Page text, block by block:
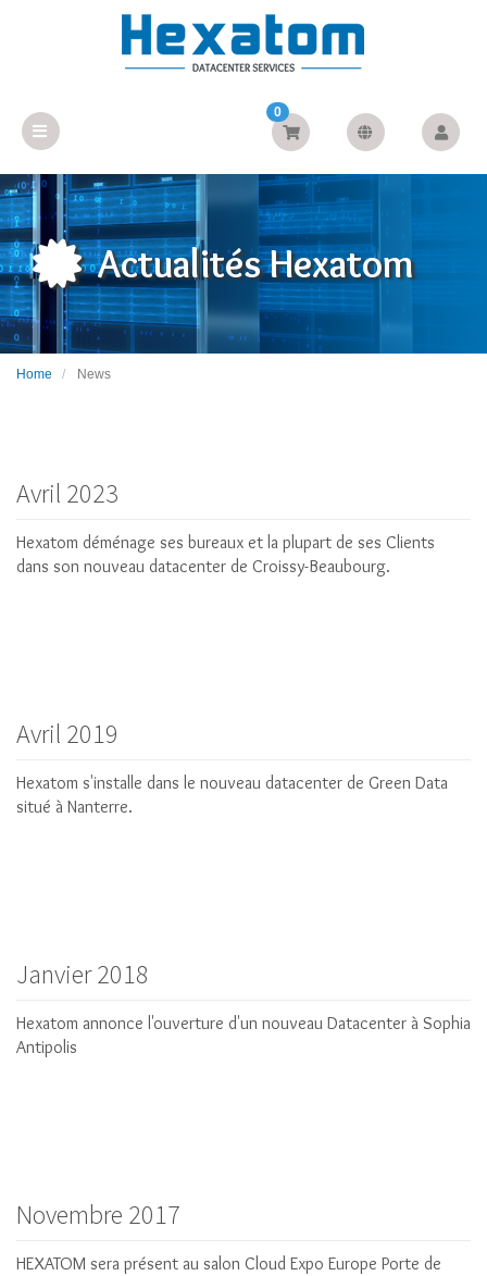
0
Actualités Hexatom
Home News
Avril 2023
Hexatom déménage ses bureaux et la plupart de ses Clients
dans son nouveau datacenter de Croissy-Beaubourg.
Avril 2019
Hexatom s'installe dans le nouveau datacenter de Green Data
situé à Nanterre.
Janvier 2018
Hexatom annonce l'ouverture d'un nouveau Datacenter à Sophia
Antipolis
Novembre 2017
HEXATOM sera présent au salon Cloud Expo Europe Porte de